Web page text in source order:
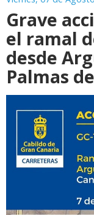
Grave
el ramal
desde
Palmas